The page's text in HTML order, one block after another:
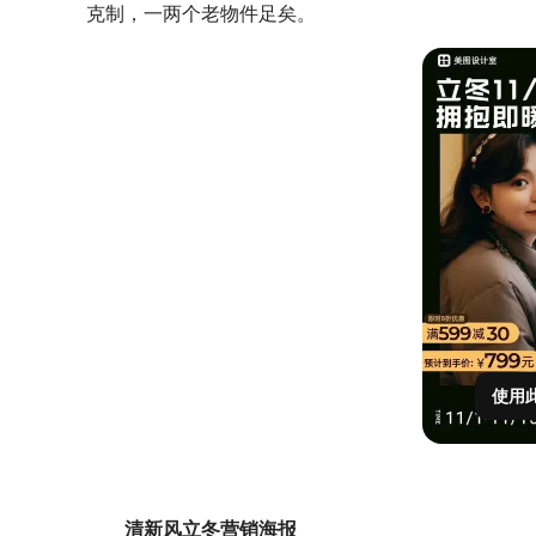
克制，一两个老物件足矣。
使用
清新风立冬营销海报